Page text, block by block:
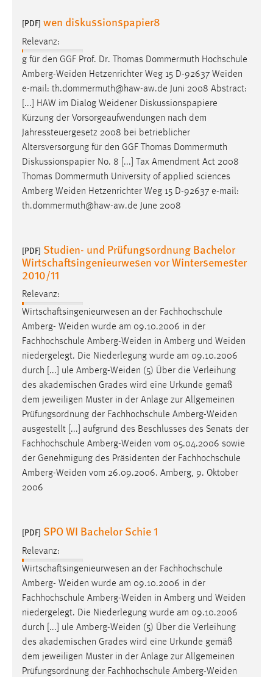
[PDF] wen diskussionspapier8
Relevanz:
g für den GGF Prof. Dr. Thomas Dommermuth Hochschule
Amberg-Weiden Hetzenrichter Weg 15 D-92637 Weiden
e-mail: th.dommermuth@haw-aw.de Juni 2008 Abstract:
[...] HAW im Dialog Weidener Diskussionspapiere
Kürzung der Vorsorgeaufwendungen nach dem
Jahressteuergesetz 2008 bei betrieblicher
Altersversorgung für den GGF Thomas Dommermuth
Diskussionspapier No. 8 [...] Tax Amendment Act 2008
Thomas Dommermuth University of applied sciences
Amberg Weiden Hetzenrichter Weg 15 D-92637 e-mail:
th.dommermuth@haw-aw.de June 2008
[PDF] Studien- und Prüfungsordnung Bachelor
Wirtschaftsingenieurwesen vor Wintersemester
2010/11
Relevanz:
Wirtschaftsingenieurwesen an der Fachhochschule
Amberg- Weiden wurde am 09.10.2006 in der
Fachhochschule Amberg-Weiden in Amberg und Weiden
niedergelegt. Die Niederlegung wurde am 09.10.2006
durch [...] ule Amberg-Weiden (5) Über die Verleihung
des akademischen Grades wird eine Urkunde gemäß
dem jeweiligen Muster in der Anlage zur Allgemeinen
Prüfungsordnung der Fachhochschule Amberg-Weiden
ausgestellt [...] aufgrund des Beschlusses des Senats der
Fachhochschule Amberg-Weiden vom 05.04.2006 sowie
der Genehmigung des Präsidenten der Fachhochschule
Amberg-Weiden vom 26.09.2006. Amberg, 9. Oktober
2006
[PDF] SPO WI Bachelor Schie 1
Relevanz:
Wirtschaftsingenieurwesen an der Fachhochschule
Amberg- Weiden wurde am 09.10.2006 in der
Fachhochschule Amberg-Weiden in Amberg und Weiden
niedergelegt. Die Niederlegung wurde am 09.10.2006
durch [...] ule Amberg-Weiden (5) Über die Verleihung
des akademischen Grades wird eine Urkunde gemäß
dem jeweiligen Muster in der Anlage zur Allgemeinen
Prüfungsordnung der Fachhochschule Amberg-Weiden
Facebook Pixel
Name:
_fbp
Anbieter:
Facebook
Zweck:
Conversion-Tracking
EXTERNE MEDIEN
Um Inhalte von Videoplattformen und Social Media
Plattformen anzeigen zu können, werden von diesen
externen Medien Cookies gesetzt.
YouTube
Vimeo